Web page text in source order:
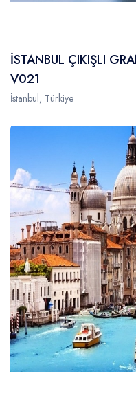
İSTANBUL ÇIKIŞLI
V021
İstanbul, Türkiye